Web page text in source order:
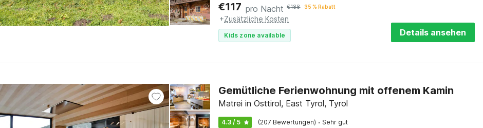
€117 pro Nacht €188 35 % Rabatt
+Zusätzliche Kosten
Kids zone available Details ansehen
Gemütliche Ferienwohnung mit offenem Kamin
Matrei in Osttirol, East Tyrol, Tyrol
4.3 / 5 (207 Bewertungen) · Sehr gut